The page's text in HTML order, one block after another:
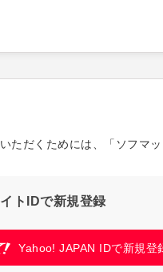
ただくためには、「ソフマ
トIDで新規登録
Yahoo! JAPAN IDで新規登